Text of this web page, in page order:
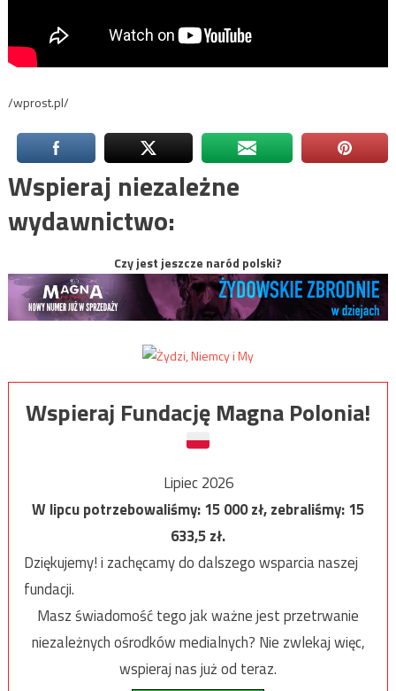
/wprost.pl/
Wspieraj niezależne
wydawnictwo:
Czy jest jeszcze naród polski?
Wspieraj Fundację Magna Polonia!
Lipiec 2026
W lipcu potrzebowaliśmy:15 000zł, zebraliśmy:15
633,5zł.
Dziękujemy! i zachęcamy do dalszego wsparcia naszej
fundacji.
Masz świadomość tego jak ważne jest przetrwanie
niezależnych ośrodków medialnych? Nie zwlekaj więc,
wspieraj nas już od teraz.